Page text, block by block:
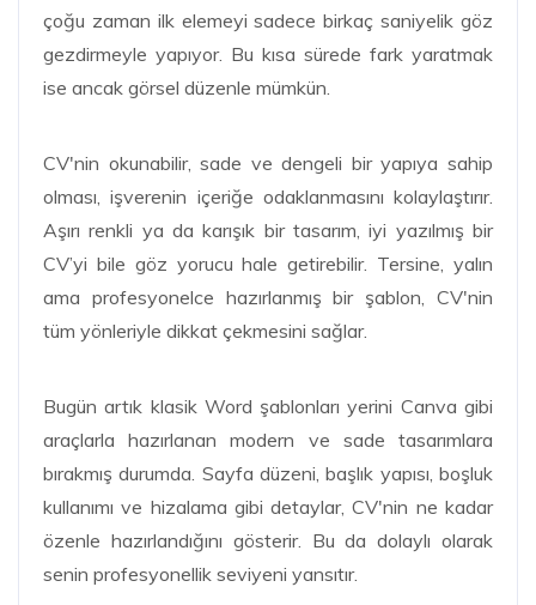
çoğu zaman ilk elemeyi sadece birkaç saniyelik göz
gezdirmeyle yapıyor. Bu kısa sürede fark yaratmak
ise ancak görsel düzenle mümkün.
CV'nin okunabilir, sade ve dengeli bir yapıya sahip
olması, işverenin içeriğe odaklanmasını kolaylaştırır.
Aşırı renkli ya da karışık bir tasarım, iyi yazılmış bir
CV’yi bile göz yorucu hale getirebilir. Tersine, yalın
ama profesyonelce hazırlanmış bir şablon, CV'nin
tüm yönleriyle dikkat çekmesini sağlar.
Bugün artık klasik Word şablonları yerini Canva gibi
araçlarla hazırlanan modern ve sade tasarımlara
bırakmış durumda. Sayfa düzeni, başlık yapısı, boşluk
kullanımı ve hizalama gibi detaylar, CV'nin ne kadar
özenle hazırlandığını gösterir. Bu da dolaylı olarak
senin profesyonellik seviyeni yansıtır.